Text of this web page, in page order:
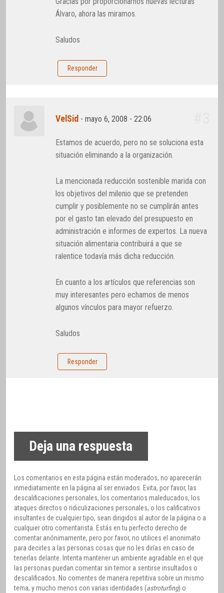
Álvaro, ahora las miramos.
Saludos
Responder
VelSid -mayo 6, 2008 - 22:06
Estamos de acuerdo, pero no se soluciona esta
situación eliminando a la organización.
La mencionada reducción sostenible marida con
los objetivos del milenio que se pretenden
cumplir y posiblemente no se cumplirán antes
por el gasto tan elevado del presupuesto en
administración e informes de expertos. La nueva
situación alimentaria contribuirá a que se
ralentice todavía más dicha reducción.
En cuanto a los artículos que referencias son
muy interesantes pero echamos de menos
algunos vínculos para mayor refuerzo.
Saludos
Responder
Deja una respuesta
Los comentarios en esta página están moderados, no aparecerán
inmediatamente en la página al ser enviados. Evita, por favor, las
descalificaciones personales, los comentarios maleducados, los
ataques directos o ridiculizaciones personales, o los calificativos
insultantes de cualquier tipo, sean dirigidos al autor de la página o a
cualquier otro comentarista. Estás en tu perfecto derecho de
comentar anónimamente, pero por favor, no utilices el anonimato
para decirles a las personas cosas que no les dirías en caso de
tenerlas delante. Intenta mantener un ambiente agradable en el que
las personas puedan comentar sin temor a sentirse insultados o
descalificados. No comentes de manera repetitiva sobre un mismo
tema, y mucho menos con varias identidades (astroturfing) o